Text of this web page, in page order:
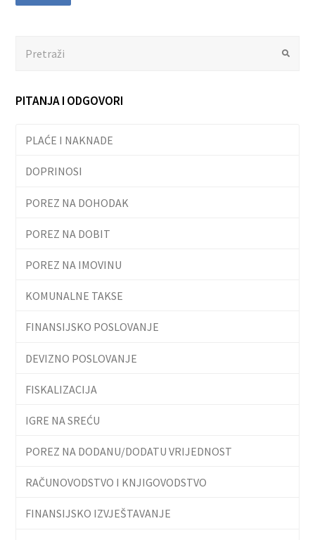
Submit
PITANJA I ODGOVORI
PLAĆE I NAKNADE
DOPRINOSI
POREZ NA DOHODAK
POREZ NA DOBIT
POREZ NA IMOVINU
KOMUNALNE TAKSE
FINANSIJSKO POSLOVANJE
DEVIZNO POSLOVANJE
FISKALIZACIJA
IGRE NA SREĆU
POREZ NA DODANU/DODATU VRIJEDNOST
RAČUNOVODSTVO I KNJIGOVODSTVO
FINANSIJSKO IZVJEŠTAVANJE